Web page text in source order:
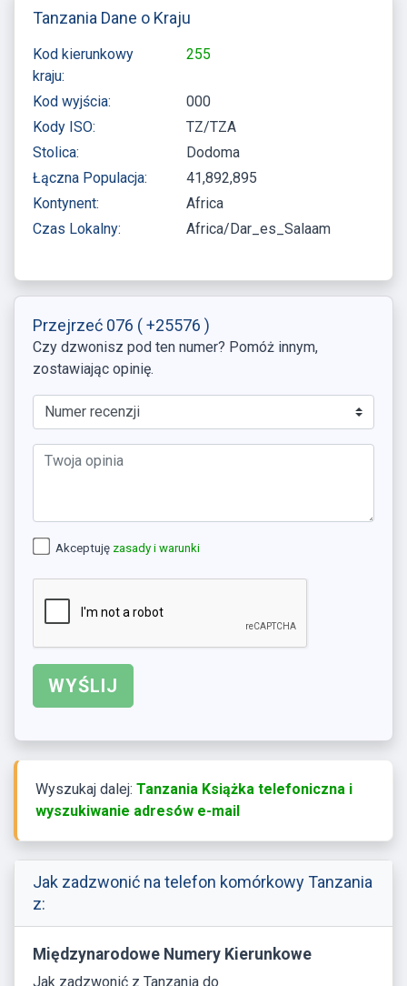
Tanzania Dane o Kraju
Kod kierunkowy
kraju:
255
Kod wyjścia:
000
Kody ISO:
TZ/TZA
Stolica:
Dodoma
Łączna Populacja:
41,892,895
Kontynent:
Africa
Czas Lokalny:
Africa/Dar_es_Salaam
Przejrzeć 076 ( +25576 )
Czy dzwonisz pod ten numer? Pomóż innym,
zostawiając opinię.
Akceptuję zasady i warunki
Wyszukaj dalej: Tanzania Książka telefoniczna i
wyszukiwanie adresów e-mail
Jak zadzwonić na telefon komórkowy Tanzania
z:
Międzynarodowe Numery Kierunkowe
Jak zadzwonić z Tanzania do